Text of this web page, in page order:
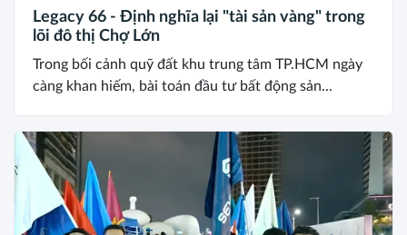
Legacy 66 - Định nghĩa lại "tài sản vàng" trong
lõi đô thị Chợ Lớn
Trong bối cảnh quỹ đất khu trung tâm TP.HCM ngày
càng khan hiếm, bài toán đầu tư bất động sản...